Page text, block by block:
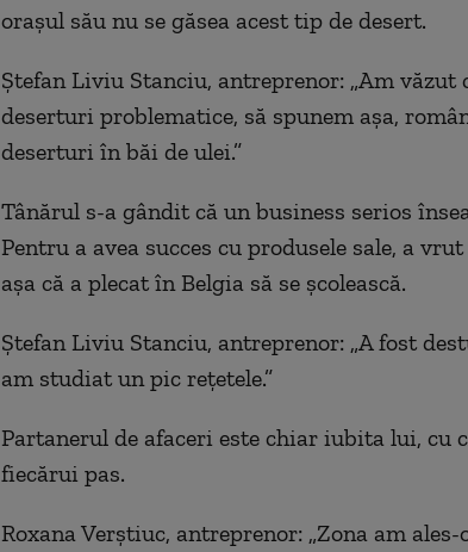
oraşul său nu se găsea acest tip de desert.
Ștefan Liviu Stanciu, antreprenor: „Am văzut
deserturi problematice, să spunem așa,
deserturi în băi de ulei.”
Tânărul s-a gândit că un business serios
Pentru a avea succes cu produsele sale, a
aşa că a plecat în Belgia să se şcolească.
Ștefan Liviu Stanciu, antreprenor: „A fost
am studiat un pic rețetele.”
Partanerul de afaceri este chiar iubita lui, cu
fiecărui pas.
Roxana Verștiuc, antreprenor: „Zona am